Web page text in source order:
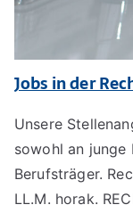
Jobs in der
Unsere
sowohl an junge
Berufsträger.
LL.M. horak.